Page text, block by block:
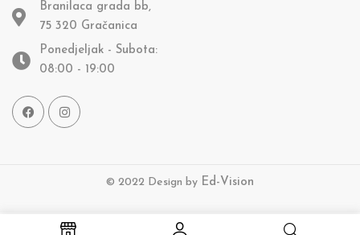
Branilaca grada bb,
75 320 Gračanica
Ponedjeljak - Subota:
08:00 - 19:00
© 2022 Design by Ed-Vision